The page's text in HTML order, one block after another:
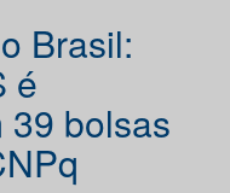
Brasil:
é
39 bolsas